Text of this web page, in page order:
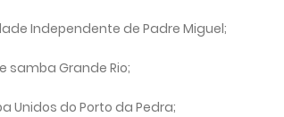
Independente de Padre Miguel;
samba Grande Rio;
Unidos do Porto da Pedra;